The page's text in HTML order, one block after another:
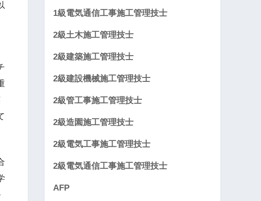
1級電気通信工事施工管理技士
2級土木施工管理技士
2級建築施工管理技士
2級建設機械施工管理技士
2級管工事施工管理技士
2級造園施工管理技士
2級電気工事施工管理技士
2級電気通信工事施工管理技士
AFP